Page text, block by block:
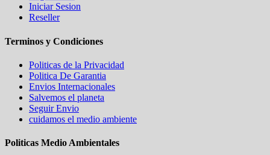
Iniciar Sesion
Reseller
Terminos y Condiciones
Politicas de la Privacidad
Politica De Garantia
Envios Internacionales
Salvemos el planeta
Seguir Envio
cuidamos el medio ambiente
Politicas Medio Ambientales